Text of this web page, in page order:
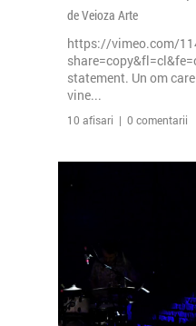
de Veioza Arte
https://vimeo.com/
statement. Un om
vine...
10 afisari | 0 comentarii